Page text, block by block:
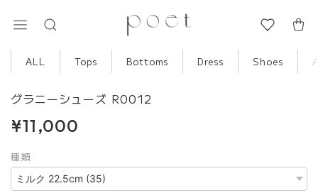
ALL Tops Bottoms Dress Shoes
グラニーシューズ R0012
¥11,000
種類